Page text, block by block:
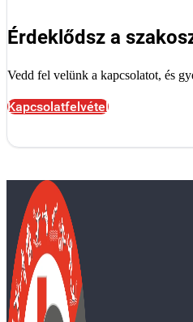
Érdeklődsz a
Vedd fel velünk a kapcsolatot, és
Kapcsolatfelvétel